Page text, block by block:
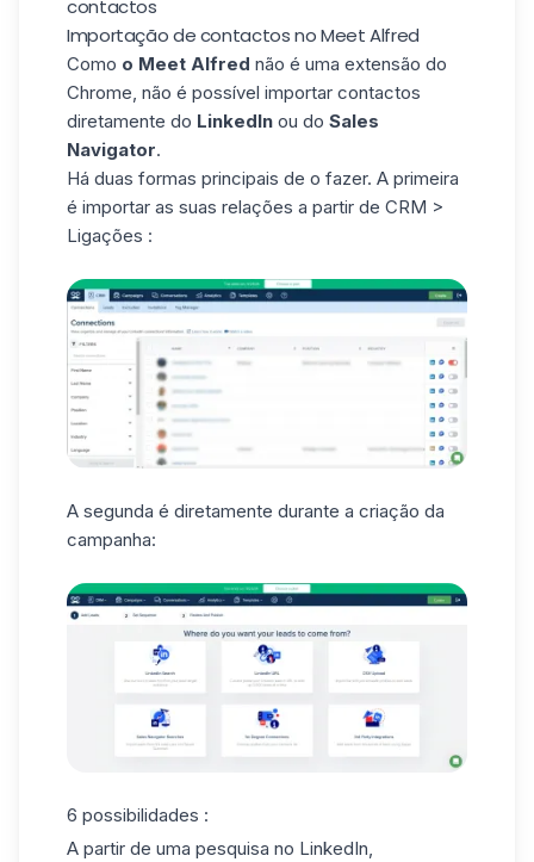
contactos
Importação de contactos no Meet Alfred
Como o Meet Alfred não é uma extensão do
Chrome, não é possível importar contactos
diretamente do LinkedIn ou do Sales
Navigator.
Há duas formas principais de o fazer. A primeira
é importar as suas relações a partir de CRM >
Ligações :
A segunda é diretamente durante a criação da
campanha:
6 possibilidades :
A partir de uma pesquisa no LinkedIn,